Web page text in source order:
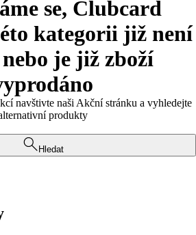
se, Clubcard
kategorii již není
je již zboží
navštivte naši Akční stránku a vyhledejte
produkty
Hledat